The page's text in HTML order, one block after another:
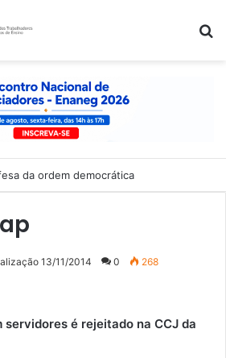
da ordem democrática
13/11/2014 0 268
servidores é rejeitado na CCJ da